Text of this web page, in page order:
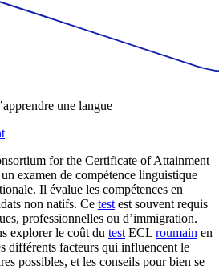
une langue
for the Certificate of Attainment
examen de compétence linguistique
Il évalue les compétences en
non natifs. Ce test est souvent requis
professionnelles ou d’immigration.
explorer le coût du test ECL roumain en
différents facteurs qui influencent le
possibles, et les conseils pour bien se